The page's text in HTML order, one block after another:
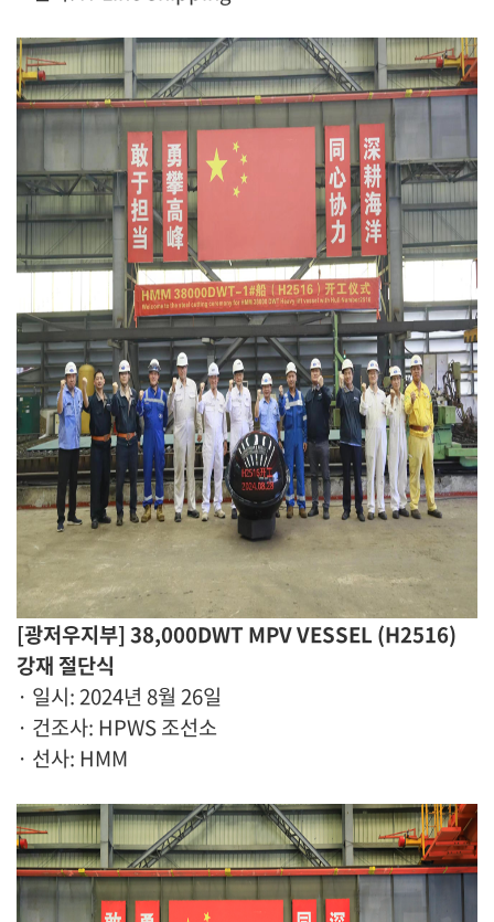
[광저우지부] 38,000DWT MPV VESSEL (H2516)
강재 절단식
· 일시: 2024년 8월 26일
· 건조사: HPWS 조선소
· 선사: HMM